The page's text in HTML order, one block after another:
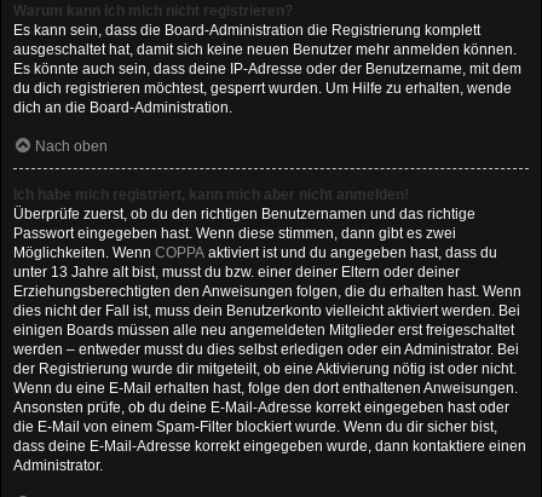
Warum kann ich mich nicht registrieren?
Es kann sein, dass die Board-Administration die Registrierung komplett
ausgeschaltet hat, damit sich keine neuen Benutzer mehr anmelden können.
Es könnte auch sein, dass deine IP-Adresse oder der Benutzername, mit dem
du dich registrieren möchtest, gesperrt wurden. Um Hilfe zu erhalten, wende
dich an die Board-Administration.
Nach oben
Ich habe mich registriert, kann mich aber nicht anmelden!
Überprüfe zuerst, ob du den richtigen Benutzernamen und das richtige
Passwort eingegeben hast. Wenn diese stimmen, dann gibt es zwei
Möglichkeiten. Wenn COPPA aktiviert ist und du angegeben hast, dass du
unter 13 Jahre alt bist, musst du bzw. einer deiner Eltern oder deiner
Erziehungsberechtigten den Anweisungen folgen, die du erhalten hast. Wenn
dies nicht der Fall ist, muss dein Benutzerkonto vielleicht aktiviert werden. Bei
einigen Boards müssen alle neu angemeldeten Mitglieder erst freigeschaltet
werden – entweder musst du dies selbst erledigen oder ein Administrator. Bei
der Registrierung wurde dir mitgeteilt, ob eine Aktivierung nötig ist oder nicht.
Wenn du eine E-Mail erhalten hast, folge den dort enthaltenen Anweisungen.
Ansonsten prüfe, ob du deine E-Mail-Adresse korrekt eingegeben hast oder
die E-Mail von einem Spam-Filter blockiert wurde. Wenn du dir sicher bist,
dass deine E-Mail-Adresse korrekt eingegeben wurde, dann kontaktiere einen
Administrator.